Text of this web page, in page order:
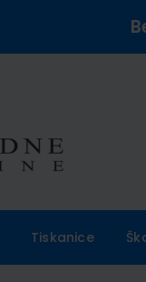
Tiskanice